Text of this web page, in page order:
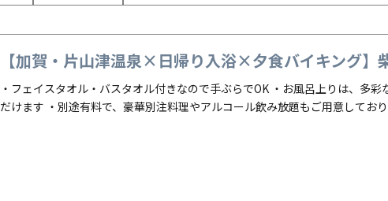
【加賀・片山津温泉×日帰り入浴×夕食バイキング】
・フェイスタオル・バスタオル付きなので手ぶらでOK ・お風呂上りは、多
だけます ・別途有料で、豪華別注料理やアルコール飲み放題もご用意してお